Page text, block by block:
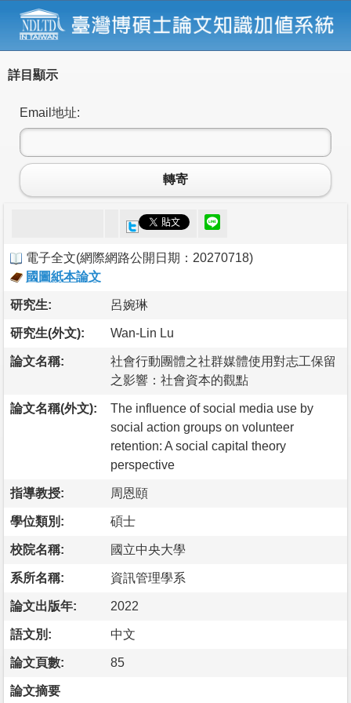
詳目顯示
Email地址:
轉寄
電子全文(網際網路公開日期：20270718)
國圖紙本論文
研究生: 呂婉琳
研究生(外文): Wan-Lin Lu
論文名稱:
社會行動團體之社群媒體使用對志工保留
之影響：社會資本的觀點
論文名稱(外文):
The influence of social media use by
social action groups on volunteer
retention: A social capital theory
perspective
指導教授: 周恩頤
學位類別: 碩士
校院名稱: 國立中央大學
系所名稱: 資訊管理學系
論文出版年: 2022
語文別: 中文
論文頁數: 85
論文摘要